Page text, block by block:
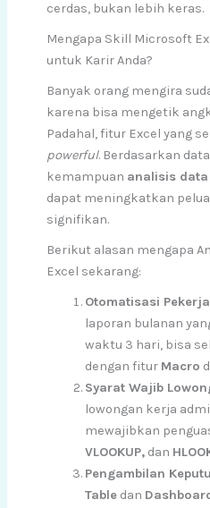
cerdas, bukan lebih keras.
Mengapa Skill Microsoft
untuk Karir Anda?
Banyak orang mengira
karena bisa mengetik
Padahal, fitur Excel yang
powerful. Berdasarkan
kemampuan analisis data
dapat meningkatkan
signifikan.
Berikut alasan mengapa
Excel sekarang:
Otomatisasi
laporan bulanan
waktu 3 hari, bisa
dengan fitur Macro
Syarat Wajib
lowongan kerja
mewajibkan
VLOOKUP, dan
Pengambilan
Table dan